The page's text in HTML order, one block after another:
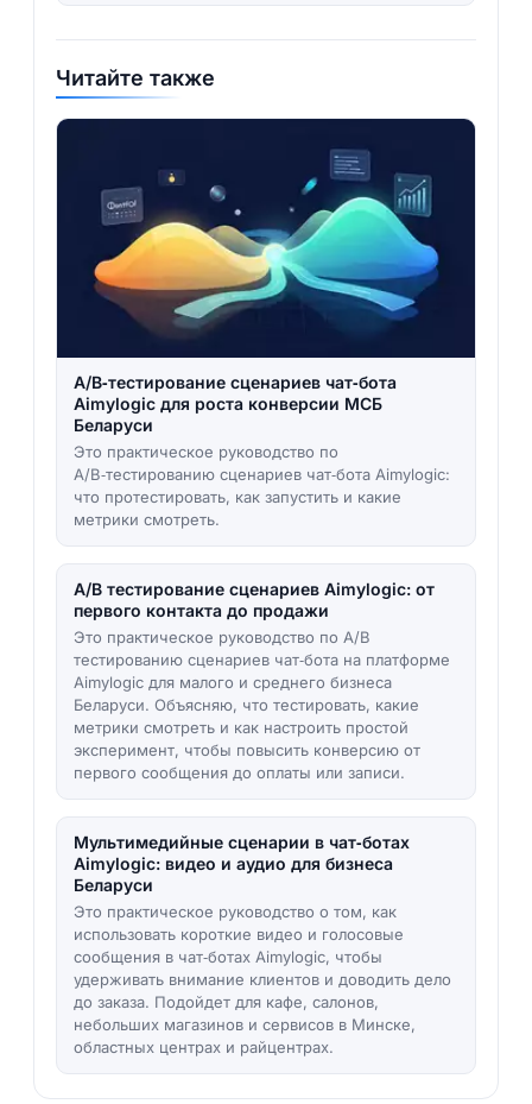
Читайте также
A/B‑тестирование сценариев чат‑бота
Aimylogic для роста конверсии МСБ
Беларуси
Это практическое руководство по
A/B‑тестированию сценариев чат‑бота Aimylogic:
что протестировать, как запустить и какие
метрики смотреть.
A/B тестирование сценариев Aimylogic: от
первого контакта до продажи
Это практическое руководство по A/B
тестированию сценариев чат‑бота на платформе
Aimylogic для малого и среднего бизнеса
Беларуси. Объясняю, что тестировать, какие
метрики смотреть и как настроить простой
эксперимент, чтобы повысить конверсию от
первого сообщения до оплаты или записи.
Мультимедийные сценарии в чат‑ботах
Aimylogic: видео и аудио для бизнеса
Беларуси
Это практическое руководство о том, как
использовать короткие видео и голосовые
сообщения в чат‑ботах Aimylogic, чтобы
удерживать внимание клиентов и доводить дело
до заказа. Подойдет для кафе, салонов,
небольших магазинов и сервисов в Минске,
областных центрах и райцентрах.